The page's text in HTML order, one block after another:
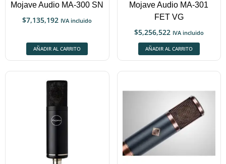
Mojave Audio MA-300 SN
$7,135,192 IVA incluido
AÑADIR AL CARRITO
Mojave Audio MA-301
FET VG
$5,256,522 IVA incluido
AÑADIR AL CARRITO